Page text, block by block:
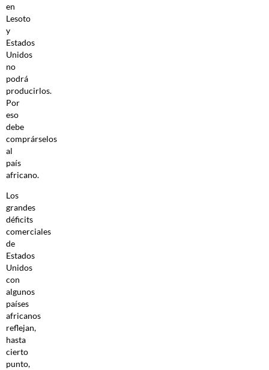
en
Lesoto
y
Estados
Unidos
no
podrá
producirlos.
Por
eso
debe
comprárselos
al
país
africano.
Los
grandes
déficits
comerciales
de
Estados
Unidos
con
algunos
países
africanos
reflejan,
hasta
cierto
punto,